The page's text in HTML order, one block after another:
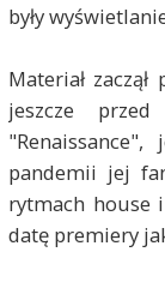
były
Materiał
jeszcze
"Renaissance",
pandemii jej
rytmach house
datę premiery